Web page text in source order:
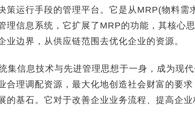
策运行手段的管理平台。它是从MRP(物料需
理信息系统，它扩展了MRP的功能，其核心
业边界，从供应链范围去优化企业的资源。
信息技术与先进管理思想于一身，成为现代
合理调配资源，最大化地创造社会财富的要
的基石。它对于改善企业业务流程、提高企